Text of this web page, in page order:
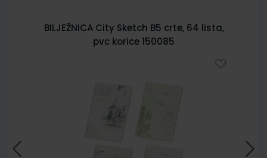
BILJEŽNICA City Sketch B5 crte, 64 lista,
pvc korice 150085